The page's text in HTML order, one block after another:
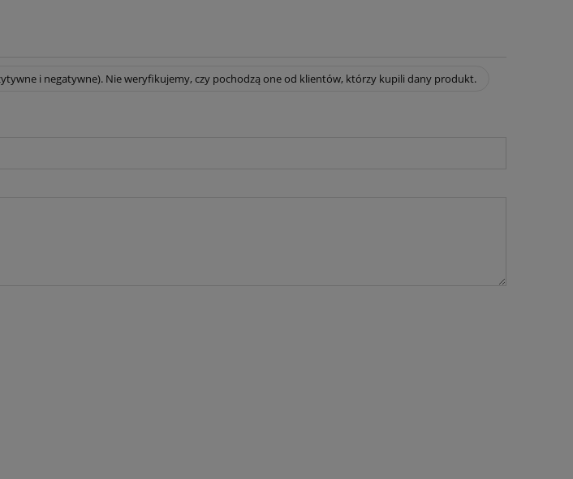
i negatywne). Nie weryfikujemy, czy pochodzą one od klientów, którzy kupili dany produkt.